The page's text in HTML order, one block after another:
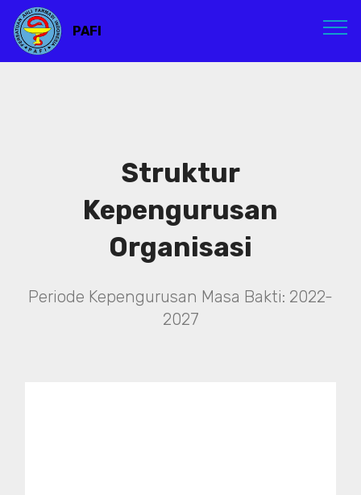
PAFI
Struktur
Kepengurusan
Organisasi
Periode Kepengurusan Masa Bakti: 2022-
2027